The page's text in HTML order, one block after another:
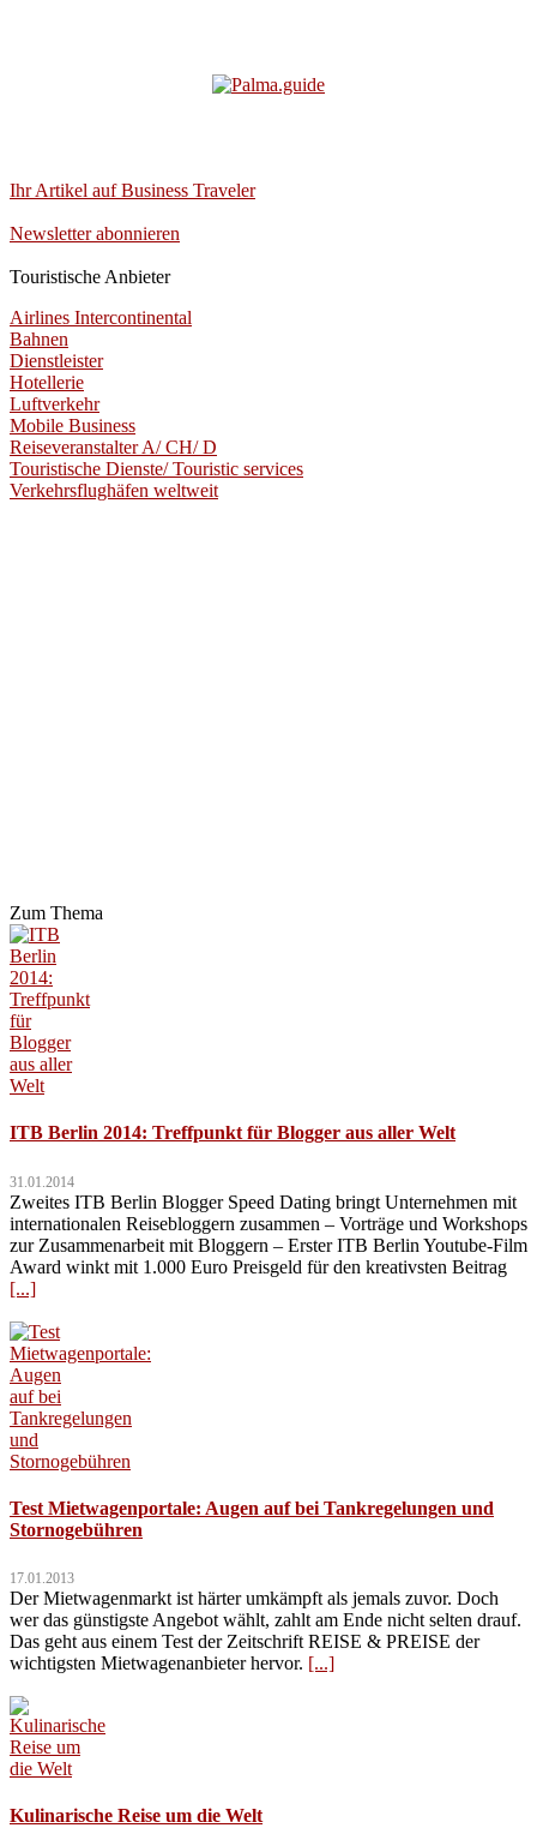
Ihr Artikel auf Business Traveler
Newsletter abonnieren
Touristische Anbieter
Airlines Intercontinental
Bahnen
Dienstleister
Hotellerie
Luftverkehr
Mobile Business
Reiseveranstalter A/ CH/ D
Touristische Dienste/ Touristic services
Verkehrsflughäfen weltweit
Zum Thema
ITB Berlin 2014: Treffpunkt für Blogger aus aller Welt
31.01.2014
Zweites ITB Berlin Blogger Speed Dating bringt Unternehmen mit
internationalen Reisebloggern zusammen – Vorträge und Workshops
zur Zusammenarbeit mit Bloggern – Erster ITB Berlin Youtube-Film
Award winkt mit 1.000 Euro Preisgeld für den kreativsten Beitrag
[...]
Test Mietwagenportale: Augen auf bei Tankregelungen und
Stornogebühren
17.01.2013
Der Mietwagenmarkt ist härter umkämpft als jemals zuvor. Doch
wer das günstigste Angebot wählt, zahlt am Ende nicht selten drauf.
Das geht aus einem Test der Zeitschrift REISE & PREISE der
wichtigsten Mietwagenanbieter hervor. [...]
Kulinarische Reise um die Welt